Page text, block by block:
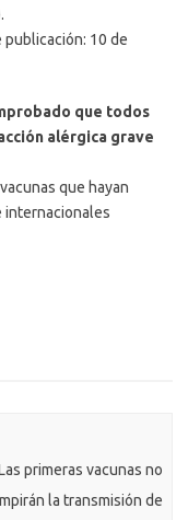
publicación: 10 de
que todos
alérgica grave
que hayan
internacionales
primeras vacunas no
la transmisión de